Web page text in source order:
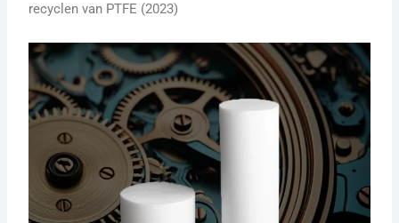
recyclen van PTFE (2023)